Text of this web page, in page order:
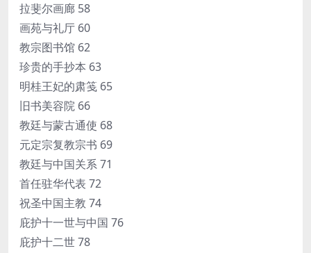
拉斐尔画廊 58
画苑与礼厅 60
教宗图书馆 62
珍贵的手抄本 63
明桂王妃的肃笺 65
旧书美容院 66
教廷与蒙古通使 68
元定宗复教宗书 69
教廷与中国关系 71
首任驻华代表 72
祝圣中国主教 74
庇护十一世与中国 76
庇护十二世 78